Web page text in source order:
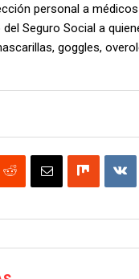
personal a
Seguro Social a
goggles,